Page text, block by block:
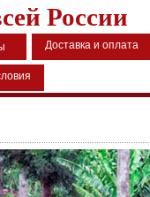
России
Доставка и оплата